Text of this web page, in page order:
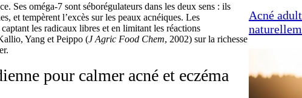
Ses oméga-7 sont séborégulateurs dans les deux sens : ils
et tempèrent l’excès sur les peaux acnéiques. Les
les radicaux libres et en limitant les réactions
Yang et Peippo (J Agric Food Chem, 2002) sur la richesse
pour calmer acné et eczéma
Acné